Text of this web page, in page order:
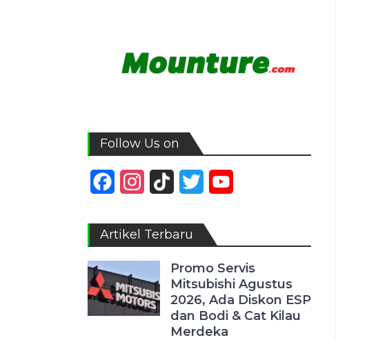
Follow Us on
FacebookInstagram
TikTok Twitter
Artikel Terbaru
Promo Servis
Mitsubishi Agustus
2026, Ada Diskon ESP
dan Bodi & Cat Kilau
Merdeka